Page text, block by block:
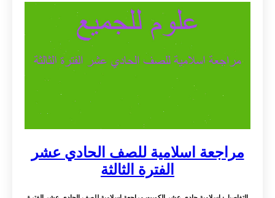
مراجعة اسلامية للصف الحادي عشر
الفترة الثالثة